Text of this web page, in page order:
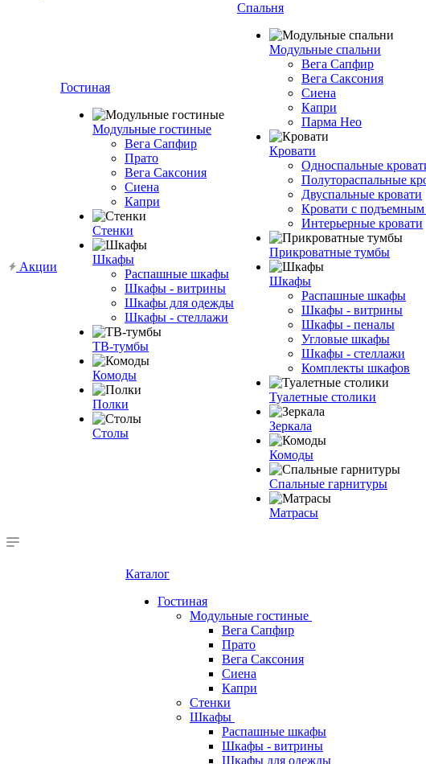
Акции
Гостиная
Модульные гостиные
Вега Сапфир
Прато
Вега Саксония
Сиена
Капри
Стенки
Шкафы
Распашные шкафы
Шкафы - витрины
Шкафы для одежды
Шкафы - стеллажи
ТВ-тумбы
Комоды
Полки
Столы
Спальня
Модульные спальни
Вега Сапфир
Вега Саксония
Сиена
Капри
Парма Нео
Кровати
Односпальные
Полутораспальные
Двуспальные кровати
Кровати с
Интерьерные кровати
Прикроватные тумбы
Шкафы
Распашные шкафы
Шкафы - витрины
Шкафы - пеналы
Угловые шкафы
Шкафы - стеллажи
Комплекты шкафов
Туалетные столики
Зеркала
Комоды
Спальные гарнитуры
Матрасы
Каталог
Гостиная
Модульные гостиные
Вега Сапфир
Прато
Вега Саксония
Сиена
Капри
Стенки
Шкафы
Распашные шкафы
Шкафы - витрины
Шкафы для одежды